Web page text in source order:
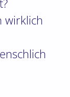
wirklich